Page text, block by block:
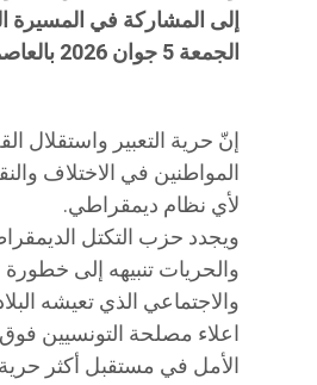
إلى المشاركة في المسيرة
الجمعة 5 جوان 2026 بالعاصمة.
إنّ حرية التعبير واستقلال
المواطنين في الاختلاف
لأي نظام ديمقراطي.
ويجدد حزب التكتل
والحريات تنبيهه إلى خطورة
والاجتماعي الذي تعيشه
اعلاء مصلحة التونسيين
الأمل في مستقبل أكثر